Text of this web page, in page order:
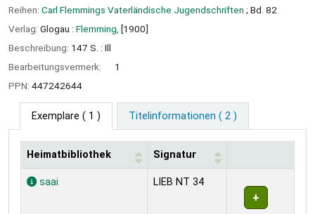
Reihen: Carl Flemmings Vaterländische Jugendschriften ; Bd. 82
Verlag: Glogau : Flemming, [1900]
Beschreibung: 147 S. : Ill
Bearbeitungsvermerk:
1
PPN: 447242644
Exemplare ( 1 ) Titelinformationen ( 2 )
Exemplare
Heimatbibliothek Signatur
saai LIEB NT 34